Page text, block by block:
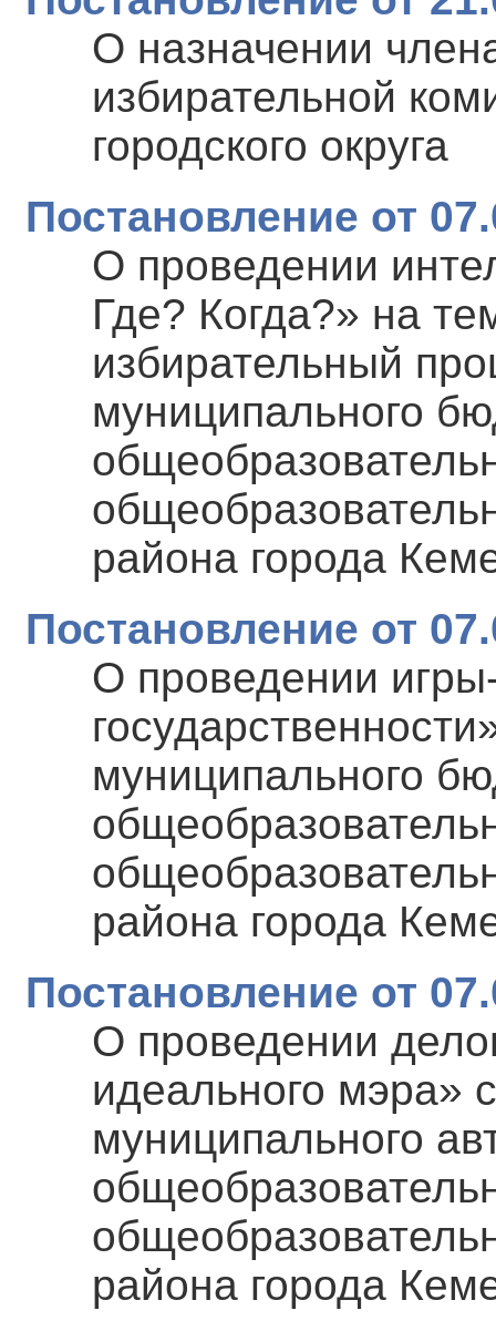
О назначении
избирательной
городского округа
Постановление от
О проведении
Где? Когда?» на
избирательный
муниципального
района города
Постановление от
О проведении
муниципального
района города
Постановление от
О проведении
идеального мэра»
муниципального
района города